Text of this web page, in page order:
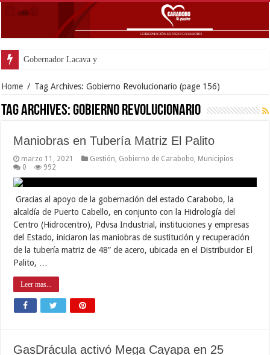
Gobernador Lacava y Alcaldesa Cas
Home / Tag Archives: Gobierno Revolucionario (page 156)
Tag Archives:Gobierno Revolucionario
Maniobras en Tubería Matriz El Palito
marzo 11, 2021 Gestión Gobierno de Carabobo Municipios
0
992
Gracias al apoyo de la gobernación del estado Carabobo, la
alcaldía de Puerto Cabello, en conjunto con la Hidrología del
Centro (Hidrocentro), Pdvsa Industrial, instituciones y empresas
del Estado, iniciaron las maniobras de sustitución y recuperación
de la tubería matriz de 48” de acero, ubicada en el Distribuidor El
Palito, …
Leer mas...
GasDrácula activó Mega Cayapa en 25